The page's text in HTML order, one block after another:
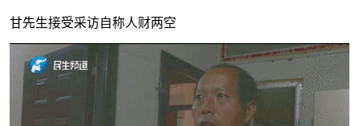
甘先生接受采访自称人财两空